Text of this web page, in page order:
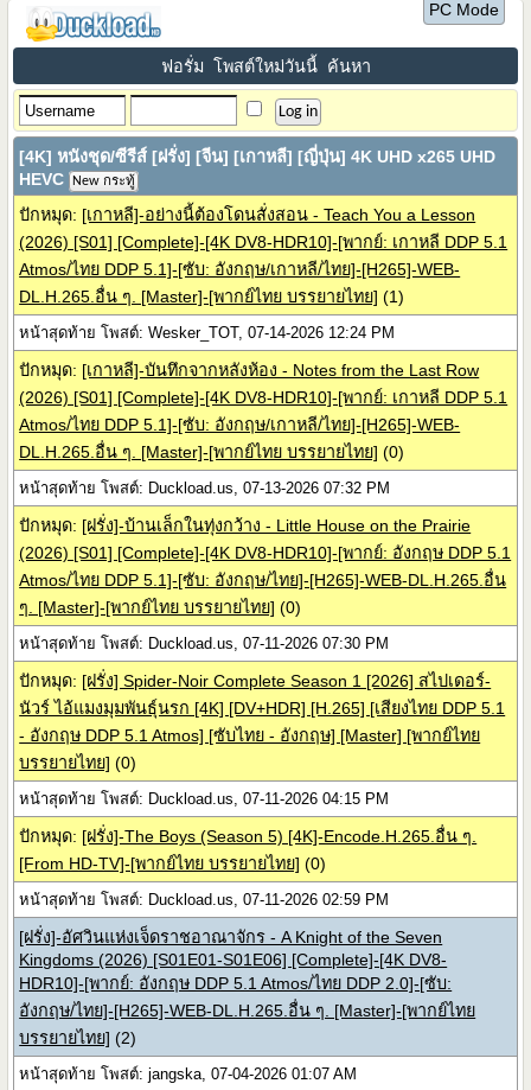
PC Mode
ฟอรั่ม โพสต์ใหม่วันนี้ ค้นหา
[4K] หนังชุด/ซีรีส์ [ฝรั่ง] [จีน] [เกาหลี] [ญี่ปุ่น] 4K UHD x265 UHD
HEVC New กระทู้
ปักหมุด: [เกาหลี]-อย่างนี้ต้องโดนสั่งสอน - Teach You a Lesson
(2026) [S01] [Complete]-[4K DV8-HDR10]-[พากย์: เกาหลี DDP 5.1
Atmos/ไทย DDP 5.1]-[ซับ: อังกฤษ/เกาหลี/ไทย]-[H265]-WEB-
DL.H.265.อื่น ๆ. [Master]-[พากย์ไทย บรรยายไทย] (1)
หน้าสุดท้าย โพสต์: Wesker_TOT, 07-14-2026 12:24 PM
ปักหมุด: [เกาหลี]-บันทึกจากหลังห้อง - Notes from the Last Row
(2026) [S01] [Complete]-[4K DV8-HDR10]-[พากย์: เกาหลี DDP 5.1
Atmos/ไทย DDP 5.1]-[ซับ: อังกฤษ/เกาหลี/ไทย]-[H265]-WEB-
DL.H.265.อื่น ๆ. [Master]-[พากย์ไทย บรรยายไทย] (0)
หน้าสุดท้าย โพสต์: Duckload.us, 07-13-2026 07:32 PM
ปักหมุด: [ฝรั่ง]-บ้านเล็กในทุ่งกว้าง - Little House on the Prairie
(2026) [S01] [Complete]-[4K DV8-HDR10]-[พากย์: อังกฤษ DDP 5.1
Atmos/ไทย DDP 5.1]-[ซับ: อังกฤษ/ไทย]-[H265]-WEB-DL.H.265.อื่น
ๆ. [Master]-[พากย์ไทย บรรยายไทย] (0)
หน้าสุดท้าย โพสต์: Duckload.us, 07-11-2026 07:30 PM
ปักหมุด: [ฝรั่ง] Spider-Noir Complete Season 1 [2026] สไปเดอร์-
นัวร์ ไอ้แมงมุมพันธุ์นรก [4K] [DV+HDR] [H.265] [เสียงไทย DDP 5.1
- อังกฤษ DDP 5.1 Atmos] [ซับไทย - อังกฤษ] [Master] [พากย์ไทย
บรรยายไทย] (0)
หน้าสุดท้าย โพสต์: Duckload.us, 07-11-2026 04:15 PM
ปักหมุด: [ฝรั่ง]-The Boys (Season 5) [4K]-Encode.H.265.อื่น ๆ.
[From HD-TV]-[พากย์ไทย บรรยายไทย] (0)
หน้าสุดท้าย โพสต์: Duckload.us, 07-11-2026 02:59 PM
[ฝรั่ง]-อัศวินแห่งเจ็ดราชอาณาจักร - A Knight of the Seven
Kingdoms (2026) [S01E01-S01E06] [Complete]-[4K DV8-
HDR10]-[พากย์: อังกฤษ DDP 5.1 Atmos/ไทย DDP 2.0]-[ซับ:
อังกฤษ/ไทย]-[H265]-WEB-DL.H.265.อื่น ๆ. [Master]-[พากย์ไทย
บรรยายไทย] (2)
หน้าสุดท้าย โพสต์: jangska, 07-04-2026 01:07 AM